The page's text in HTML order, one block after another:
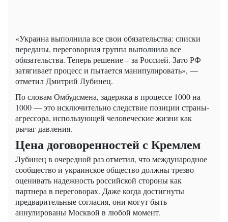
«Украина выполнила все свои обязательства: списки
переданы, переговорная группа выполнила все
обязательства. Теперь решение – за Россией. Зато РФ
затягивает процесс и пытается манипулировать», —
отметил Дмитрий Лубинец.
По словам Омбудсмена, задержка в процессе 1000 на
1000 — это исключительно следствие позиции страны-
агрессора, использующей человеческие жизни как
рычаг давления.
Цена договоренностей с Кремлем
Лубинец в очередной раз отметил, что международное
сообщество и украинское общество должны трезво
оценивать надежность российской стороны как
партнера в переговорах. Даже когда достигнуты
предварительные согласия, они могут быть
аннулированы Москвой в любой момент.